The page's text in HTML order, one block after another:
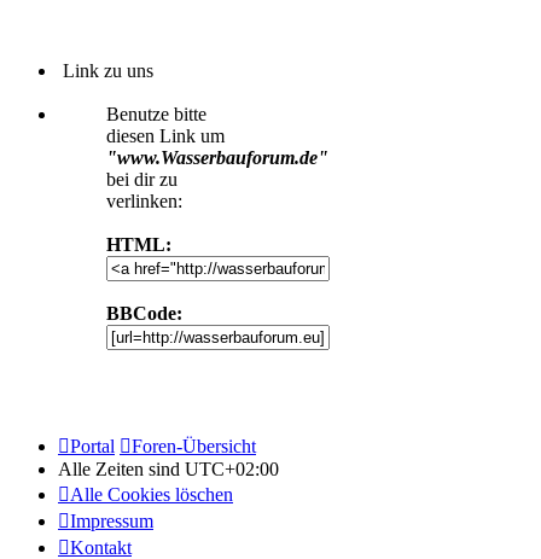
Link zu uns
Benutze bitte
diesen Link um
"www.Wasserbauforum.de"
bei dir zu
verlinken:
HTML:
BBCode:
Portal
Foren-Übersicht
Alle Zeiten sind UTC+02:00
Alle Cookies löschen
Impressum
Kontakt